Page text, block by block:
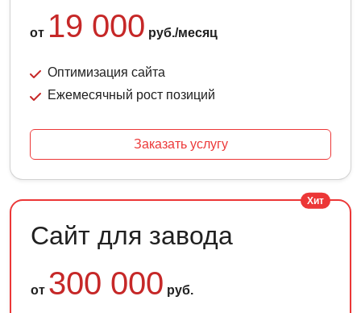
от 19 000 руб./месяц
Оптимизация сайта
Ежемесячный рост позиций
Заказать услугу
Хит
Сайт для завода
от 300 000 руб.